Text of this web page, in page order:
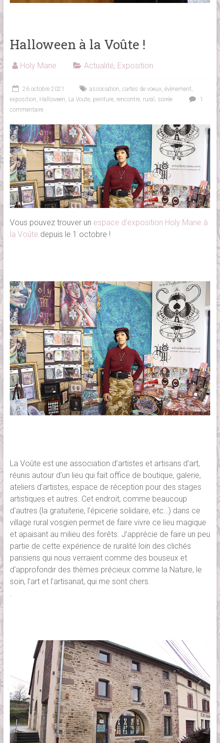
Halloween à la Voûte !
Holy Mane Actualité, Exposition
26 octobre 2021 association, cartes de voeux, évènement,
exposition, Halloween, La Voute, peinture, rencontre, rural , soirée
1
commentaire
Vous pouvez trouver un espace d’exposition Holy Mane à
la Voûte depuis le 1 octobre !
La Voûte est une association d’artistes et artisans d’art,
réunis autour d’un lieu qui fait office de boutique, galerie,
ateliers d’artistes, espace de réception pour des stages
artistiques et autres. Cet endroit, comme beaucoup
d’autres (la gratuiterie, l’épicerie solidaire, etc…) dans ce
village rural vosgien permet de faire vivre ce lieu magique
et apaisant au milieu des forêts. J’apprécie de faire un peu
partie de cette expérience de ruralité loin des clichés
parisiens qui nous verraient comme des bouseux et
d’approfondir des thèmes précieux comme la Nature, le
soin, l’art et l’artisanat, qui me sont chers.